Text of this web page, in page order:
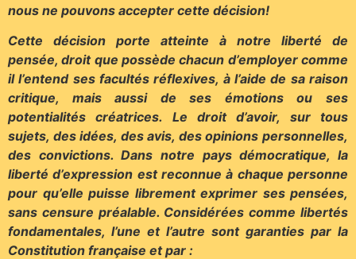
nous ne pouvons accepter cette décision!
Cette décision porte atteinte à notre liberté de
pensée, droit que possède chacun d’employer comme
il l’entend ses facultés réflexives, à l’aide de sa raison
critique, mais aussi de ses émotions ou ses
potentialités créatrices. Le droit d’avoir, sur tous
sujets, des idées, des avis, des opinions personnelles,
des convictions. Dans notre pays démocratique, la
liberté d’expression est reconnue à chaque personne
pour qu’elle puisse librement exprimer ses pensées,
sans censure préalable. Considérées comme libertés
fondamentales, l’une et l’autre sont garanties par la
Constitution française et par :